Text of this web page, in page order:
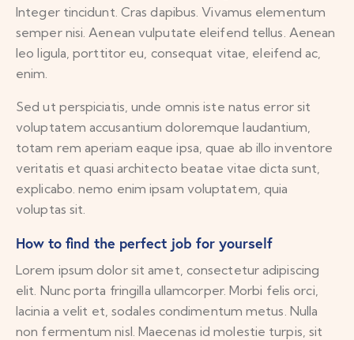
Integer tincidunt. Cras dapibus. Vivamus elementum
semper nisi. Aenean vulputate eleifend tellus. Aenean
leo ligula, porttitor eu, consequat vitae, eleifend ac,
enim.
Sed ut perspiciatis, unde omnis iste natus error sit
voluptatem accusantium doloremque laudantium,
totam rem aperiam eaque ipsa, quae ab illo inventore
veritatis et quasi architecto beatae vitae dicta sunt,
explicabo. nemo enim ipsam voluptatem, quia
voluptas sit.
How to find the perfect job for yourself
Lorem ipsum dolor sit amet, consectetur adipiscing
elit. Nunc porta fringilla ullamcorper. Morbi felis orci,
lacinia a velit et, sodales condimentum metus. Nulla
non fermentum nisl. Maecenas id molestie turpis, sit